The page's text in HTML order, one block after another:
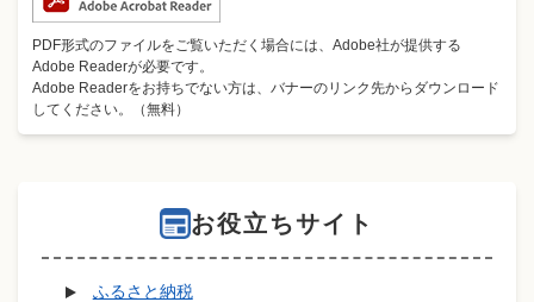
PDF形式のファイルをご覧いただく場合には、Adobe社が提供する
Adobe Readerが必要です。
Adobe Readerをお持ちでない方は、バナーのリンク先からダウンロード
してください。（無料）
お役立ちサイト
ふるさと納税